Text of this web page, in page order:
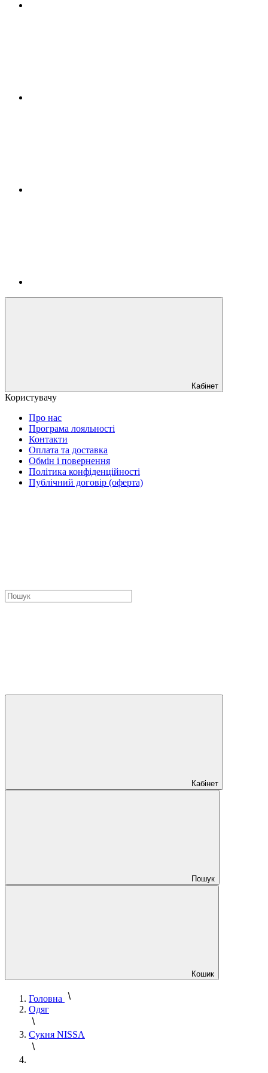
Кабінет
Користувачу
Про нас
Програма лояльності
Контакти
Оплата та доставка
Обмін і повернення
Політика конфіденційності
Публічний договір (оферта)
Кабінет
Пошук
Кошик
Головна
Одяг
Сукня NISSA